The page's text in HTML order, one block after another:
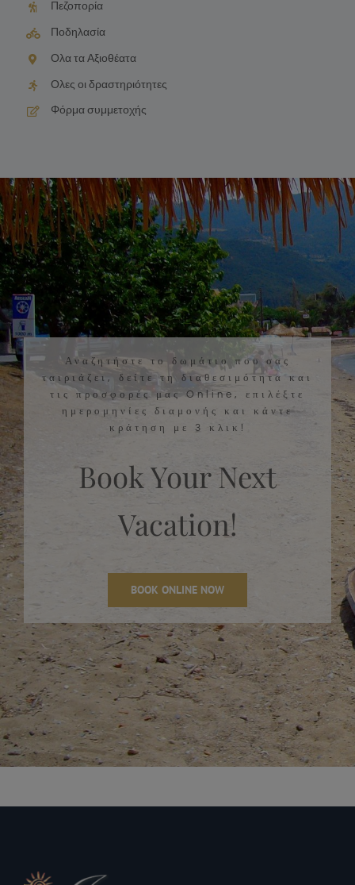
Πεζοπορία
Ποδηλασία
Ολα τα Αξιοθέατα
Ολες οι δραστηριότητες
Φόρμα συμμετοχής
Αναζητήστε το δωμάτιο που σας
ταιριάζει, δείτε τη διαθεσιμότητα και
τις προσφορές μας Online, επιλέξτε
ημερομηνίες διαμονής και κάντε
κράτηση με 3 κλικ!
Book Your Next
Vacation!
BOOK ONLINE NOW